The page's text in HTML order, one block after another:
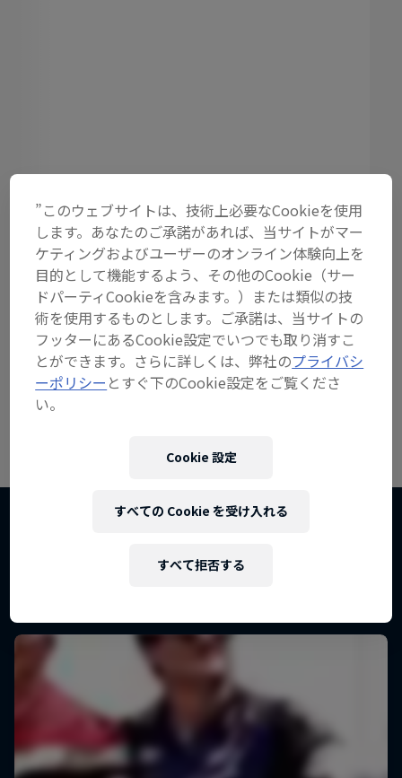
こちらもチェック！
スクーデリア・アルファタウリ・ホンダの戦い
”このウェブサイトは、技術上必要なCookieを使用
します。あなたのご承諾があれば、当サイトがマー
ケティングおよびユーザーのオンライン体験向上を
目的として機能するよう、その他のCookie（サー
ドパーティCookieを含みます。）または類似の技
術を使用するものとします。ご承諾は、当サイトの
フッターにあるCookie設定でいつでも取り消すこ
とができます。さらに詳しくは、弊社のプライバシ
ーポリシー とすぐ下のCookie設定をご覧くださ
い。
Cookie 設定
すべて拒否する
すべての Cookie を受け入れる